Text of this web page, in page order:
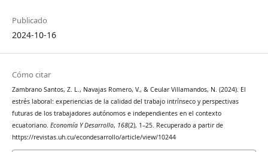
Publicado
2024-10-16
Cómo citar
Zambrano Santos, Z. L., Navajas Romero, V., & Ceular Villamandos, N. (2024). El
estrés laboral: experiencias de la calidad del trabajo intrínseco y perspectivas
futuras de los trabajadores autónomos e independientes en el contexto
ecuatoriano. Economía Y Desarrollo, 168(2), 1–25. Recuperado a partir de
https://revistas.uh.cu/econdesarrollo/article/view/10244